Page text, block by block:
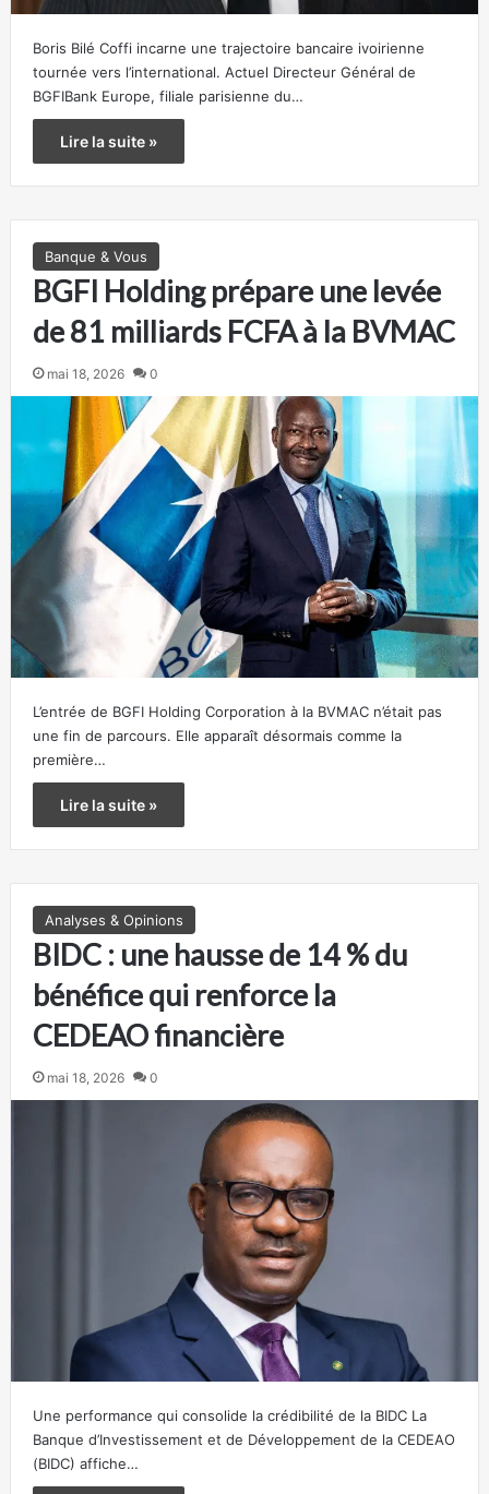
Boris Bilé Coffi incarne une trajectoire bancaire ivoirienne
tournée vers l’international. Actuel Directeur Général de
BGFIBank Europe, filiale parisienne du…
Lire la suite »
Banque & Vous
BGFI Holding prépare une levée
de 81 milliards FCFA à la BVMAC
mai 18, 2026 0
L’entrée de BGFI Holding Corporation à la BVMAC n’était pas
une fin de parcours. Elle apparaît désormais comme la
première…
Lire la suite »
Analyses & Opinions
BIDC : une hausse de 14 % du
bénéfice qui renforce la
CEDEAO financière
mai 18, 2026 0
Une performance qui consolide la crédibilité de la BIDC La
Banque d’Investissement et de Développement de la CEDEAO
(BIDC) affiche…